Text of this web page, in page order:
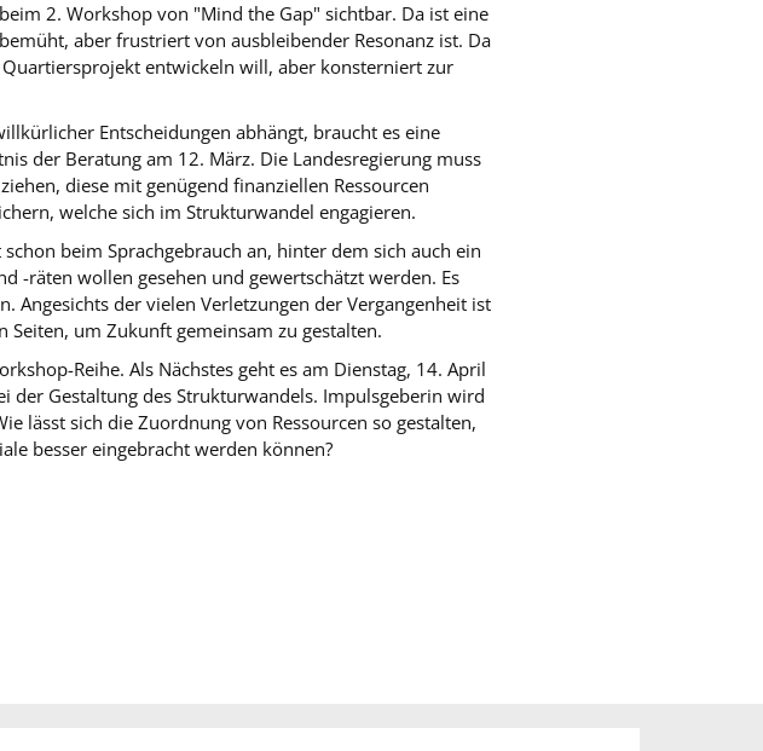
2. Workshop von "Mind the Gap" sichtbar. Da ist eine
aber frustriert von ausbleibender Resonanz ist. Da
entwickeln will, aber konsterniert zur
Entscheidungen abhängt, braucht es eine
der Beratung am 12. März. Die Landesregierung muss
diese mit genügend finanziellen Ressourcen
welche sich im Strukturwandel engagieren.
beim Sprachgebrauch an, hinter dem sich auch ein
-räten wollen gesehen und gewertschätzt werden. Es
Angesichts der vielen Verletzungen der Vergangenheit ist
Seiten, um Zukunft gemeinsam zu gestalten.
Reihe. Als Nächstes geht es am Dienstag, 14. April
der Gestaltung des Strukturwandels. Impulsgeberin wird
lässt sich die Zuordnung von Ressourcen so gestalten,
besser eingebracht werden können?